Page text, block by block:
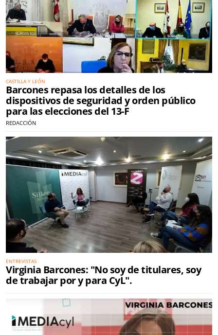
CASTILLA Y LEÓN
Barcones repasa los detalles de los
dispositivos de seguridad y orden público
para las elecciones del 13-F
REDACCIÓN
ENTREVISTAS
Virginia Barcones: "No soy de titulares, soy
de trabajar por y para CyL".